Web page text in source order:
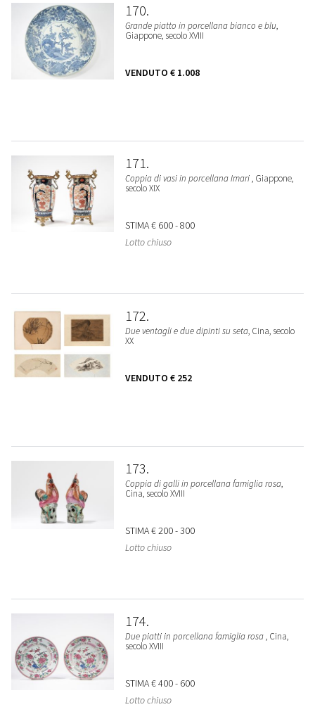
170
Grande piatto in porcellana bianco e blu,
Giappone, secolo XVIII
VENDUTO € 1.008
171
Coppia di vasi in porcellana Imari, Giappone,
secolo XIX
STIMA€ 600 - 800
Lotto chiuso
172
Due ventagli e due dipinti su seta, Cina, secolo
XX
VENDUTO € 252
173
Coppia di galli in porcellana famiglia rosa,
Cina, secolo XVIII
STIMA€ 200 - 300
Lotto chiuso
174
Due piatti in porcellana famiglia rosa, Cina,
secolo XVIII
STIMA€ 400 - 600
Lotto chiuso